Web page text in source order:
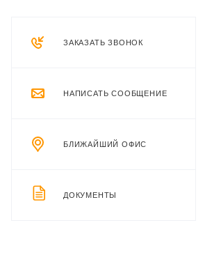
ЗАКАЗАТЬ ЗВОНОК
НАПИСАТЬ СООБЩЕНИЕ
БЛИЖАЙШИЙ ОФИС
ДОКУМЕНТЫ